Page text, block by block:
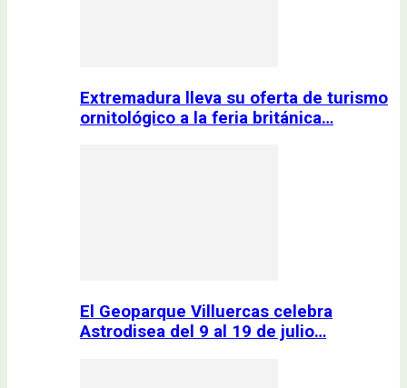
Extremadura lleva su oferta de turismo
ornitológico a la feria británica…
El Geoparque Villuercas celebra
Astrodisea del 9 al 19 de julio…